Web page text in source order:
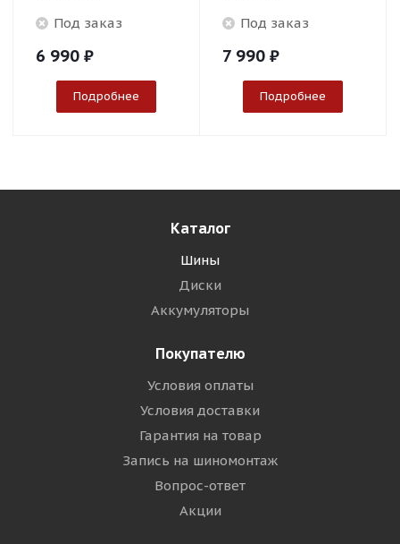
Под заказ
6 990 ₽
Подробнее
Под заказ
7 990 ₽
Подробнее
Каталог
Шины
Диски
Аккумуляторы
Покупателю
Условия оплаты
Условия доставки
Гарантия на товар
Запись на шиномонтаж
Вопрос-ответ
Акции